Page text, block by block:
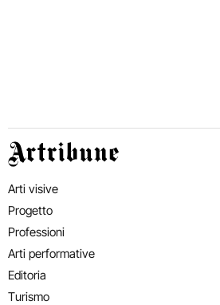
Artribune
Arti visive
Progetto
Professioni
Arti performative
Editoria
Turismo